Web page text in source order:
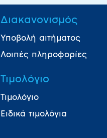
Διακανονισμός
Υποβολή αιτήματος
Λοιπές πληροφορίες
Τιμολόγιο
Τιμολόγιο
Ειδικά τιμολόγια